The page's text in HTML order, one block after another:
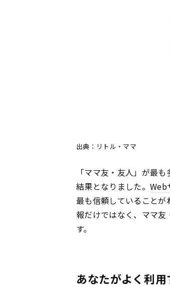
出典：リトル・ママ
「ママ友・友人」が最
結果となりました。 Web
最も信頼していること
報だけではなく、ママ
す。
あなたがよく利用